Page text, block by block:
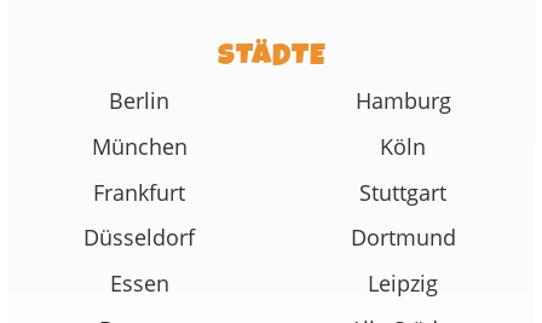
STÄDTE
Berlin
Hamburg
München
Köln
Frankfurt
Stuttgart
Düsseldorf
Dortmund
Essen
Leipzig